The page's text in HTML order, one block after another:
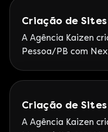
Criação de
A Agência Kaizen
Pessoa/PB com
Kaizen à Paraíba
Criação de
A Agência Kaizen